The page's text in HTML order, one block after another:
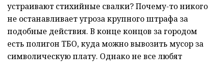
устраивают стихийные свалки? Почему-то никого
не останавливает угроза крупного штрафа за
подобные действия. В конце концов за городом
есть полигон ТБО, куда можно вывозить мусор за
символическую плату. Однако не все любят